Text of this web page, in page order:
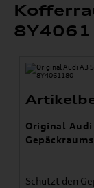
Original
Schützt den